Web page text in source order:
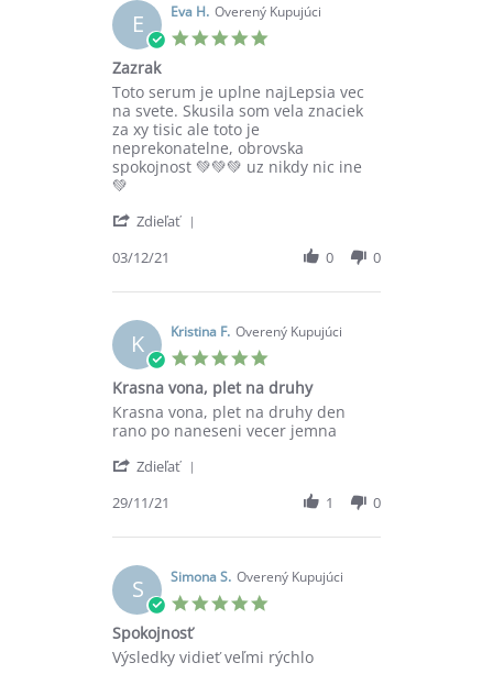
on
25
Apr
E Eva H. Overený Kupujúci
5.0
Zazrak
Review
by
Eva
H.
on
3
2021
review
stating
Zazrak
Toto serum je uplne najLepsia vec
na svete. Skusila som vela znaciek
za xy tisic ale toto je
neprekonatelne, obrovska
spokojnost 💚💚💚 uz nikdy nic ine
💚
Zdieľať
Eva
on
3
Dec
2021
03/12/21 0 0
K Kristina F. Overený Kupujúci
5.0
star
rating
Krasna vona, plet na druhy
Review
by
F.
29
2021
review
stating
vona,
na
Krasna vona, plet na druhy den
rano po naneseni vecer jemna
Zdieľať
Kristina
on
29
Nov
29/11/21 1 0
S Simona S. Overený Kupujúci
5.0
Spokojnosť
Review
review
Výsledky vidieť veľmi rýchlo